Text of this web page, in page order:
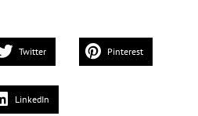
Twitter Pinterest
LinkedIn